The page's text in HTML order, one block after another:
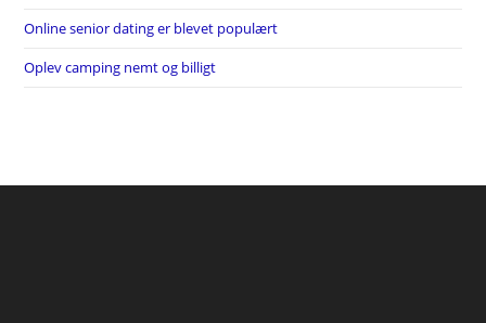
Online senior dating er blevet populært
Oplev camping nemt og billigt